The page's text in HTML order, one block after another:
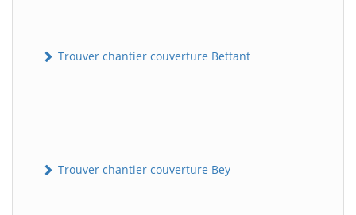
Trouver chantier couverture Bettant
Trouver chantier couverture Bey